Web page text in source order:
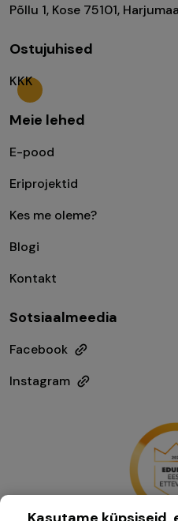
Põllu 1, Kose 75101, Harjumaa
Ostujuhised
KKK
Meie lehed
E-pood
Eriprojektid
Kes me oleme?
Blogi
Kontakt
Sotsiaalmeedia
Facebook
Instagram